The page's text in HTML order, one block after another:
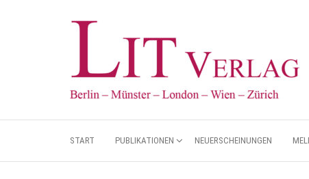
START PUBLIKATIONEN NEUERSCHEINUNGEN